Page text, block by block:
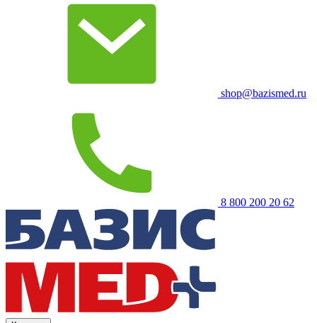
shop@bazismed.ru
8 800 200 20 62